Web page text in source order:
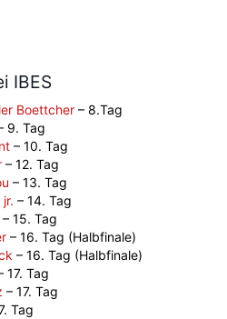
IBES
Boettcher – 8.Tag
9. Tag
– 10. Tag
– 12. Tag
– 13. Tag
– 14. Tag
– 15. Tag
– 16. Tag (Halbfinale)
– 16. Tag (Halbfinale)
17. Tag
– 17. Tag
Tag